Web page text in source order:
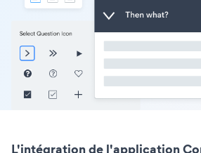
L'intégration de l'application